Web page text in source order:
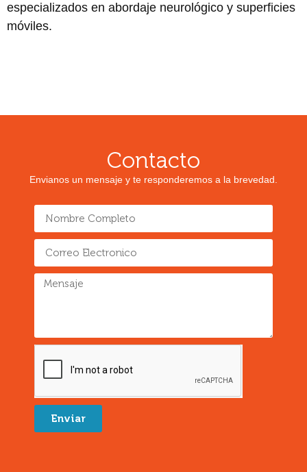
especializados en abordaje neurológico y superficies
móviles.
Contacto
Envianos un mensaje y te responderemos a la brevedad.
Enviar